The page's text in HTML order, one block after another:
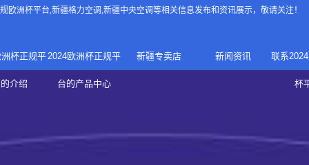
欧洲杯平台,新疆格力空调,新疆中央空调等相关信息发布和资讯展示，敬请关注！
杯正规平
介绍
正规欧洲
2024欧洲杯正规平
台的产品中心
家庭中央空调
家用空调
新疆专卖店 新闻资讯 联系
杯